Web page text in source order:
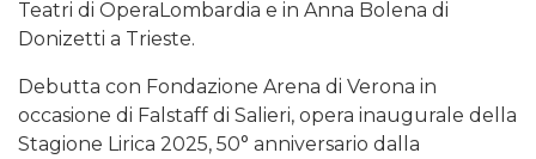
Teatri di OperaLombardia e in Anna Bolena di
Donizetti a Trieste.
Debutta con Fondazione Arena di Verona in
occasione di Falstaff di Salieri, opera inaugurale della
Stagione Lirica 2025, 50° anniversario dalla